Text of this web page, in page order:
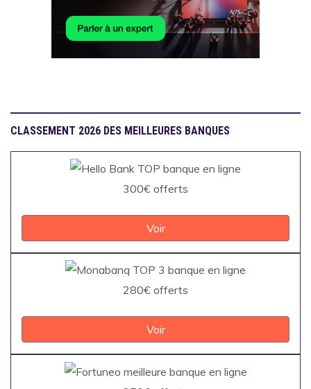
CLASSEMENT 2026 DES MEILLEURES BANQUES
300€ offerts
Voir
280€ offerts
Voir